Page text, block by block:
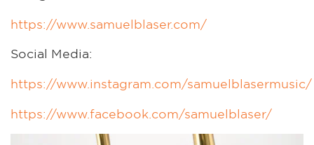
https://www.samuelblaser.com/
Social Media:
https://www.instagram.com/samuelblasermusic/
https://www.facebook.com/samuelblaser/